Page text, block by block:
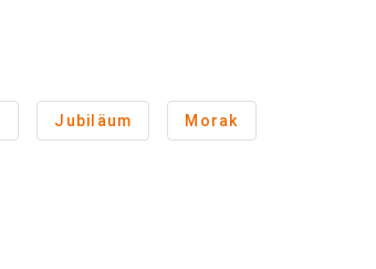
Jubiläum Morak